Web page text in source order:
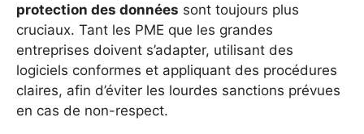
protection des données sont toujours plus
cruciaux. Tant les PME que les grandes
entreprises doivent s’adapter, utilisant des
logiciels conformes et appliquant des procédures
claires, afin d’éviter les lourdes sanctions prévues
en cas de non-respect.